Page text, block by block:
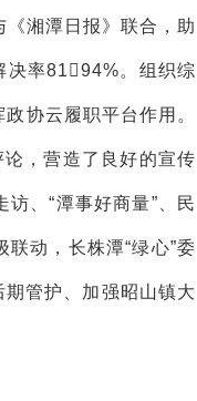
湘潭日报》联合，助
决率8194%。组织综
协云履职平台作用。
，营造了良好的宣传
、“潭事好商量”、民
动，长株潭“绿心”委
管护、加强昭山镇大